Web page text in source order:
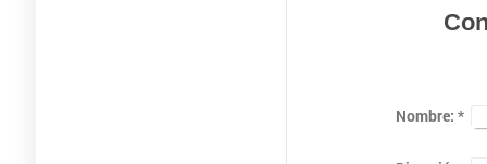
Nombre: *